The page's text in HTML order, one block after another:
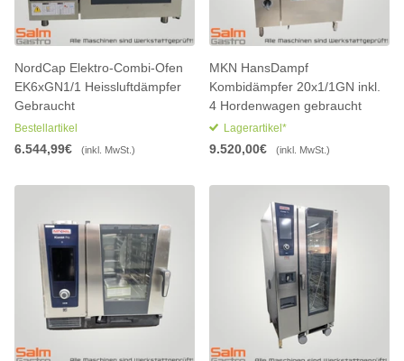
NordCap Elektro-Combi-Ofen
EK6xGN1/1 Heissluftdämpfer
Gebraucht
Bestellartikel
6.544,99€ (inkl. MwSt.)
MKN HansDampf
Kombidämpfer 20x1/1GN inkl.
4 Hordenwagen gebraucht
Lagerartikel*
9.520,00€ (inkl. MwSt.)